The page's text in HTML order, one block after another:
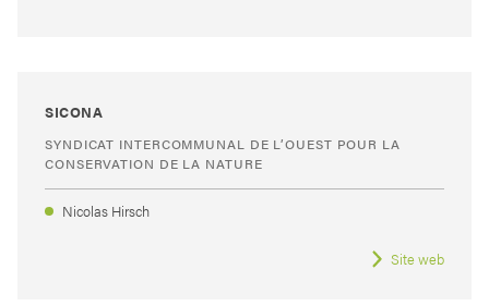
SICONA
SYNDICAT INTERCOMMUNAL DE L’OUEST POUR LA
CONSERVATION DE LA NATURE
Nicolas Hirsch
Site web